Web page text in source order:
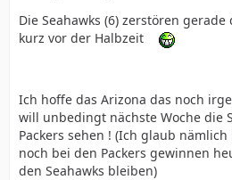
Die Seahawks (6) zerstören
kurz vor der Halbzeit
Ich hoffe das Arizona das noch
will unbedingt nächste Woche die
Packers sehen ! (Ich glaub
noch bei den Packers gewinnen
den Seahawks bleiben)